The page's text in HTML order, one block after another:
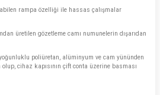
rampa özelliği ile hassas çalışmalar
üretilen gözetleme camı numunelerin dışarıdan
poliüretan, alüminyum ve cam yününden
cihaz kapısının çift conta üzerine basması